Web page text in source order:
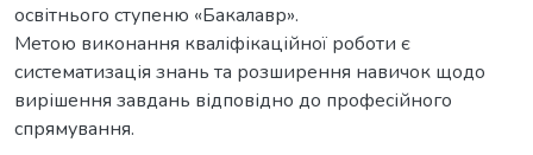
освітнього ступеню «Бакалавр».
Метою виконання кваліфікаційної роботи є
систематизація знань та розширення навичок щодо
вирішення завдань відповідно до професійного
спрямування.